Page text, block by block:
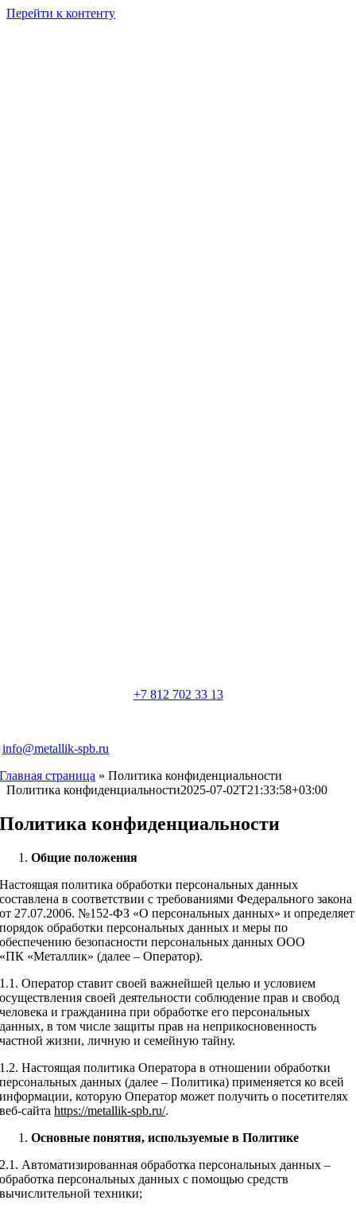
Перейти к контенту
+7 812 702 33 13
info@metallik-spb.ru
Главная страница »Политика конфиденциальности
Политика конфиденциальности2025-07-02T21:33:58+03:00
Политика конфиденциальности
Общие положения
Настоящая политика обработки персональных данных
составлена в соответствии с требованиями Федерального закона
от 27.07.2006. №152-ФЗ «О персональных данных» и определяет
порядок обработки персональных данных и меры по
обеспечению безопасности персональных данных ООО
«ПК «Металлик» (далее – Оператор).
1.1. Оператор ставит своей важнейшей целью и условием
осуществления своей деятельности соблюдение прав и свобод
человека и гражданина при обработке его персональных
данных, в том числе защиты прав на неприкосновенность
частной жизни, личную и семейную тайну.
1.2. Настоящая политика Оператора в отношении обработки
персональных данных (далее – Политика) применяется ко всей
информации, которую Оператор может получить о посетителях
веб-сайтаhttps://metallik-spb.ru/.
Основные понятия, используемые в Политике
2.1. Автоматизированная обработка персональных данных –
обработка персональных данных с помощью средств
вычислительной техники;